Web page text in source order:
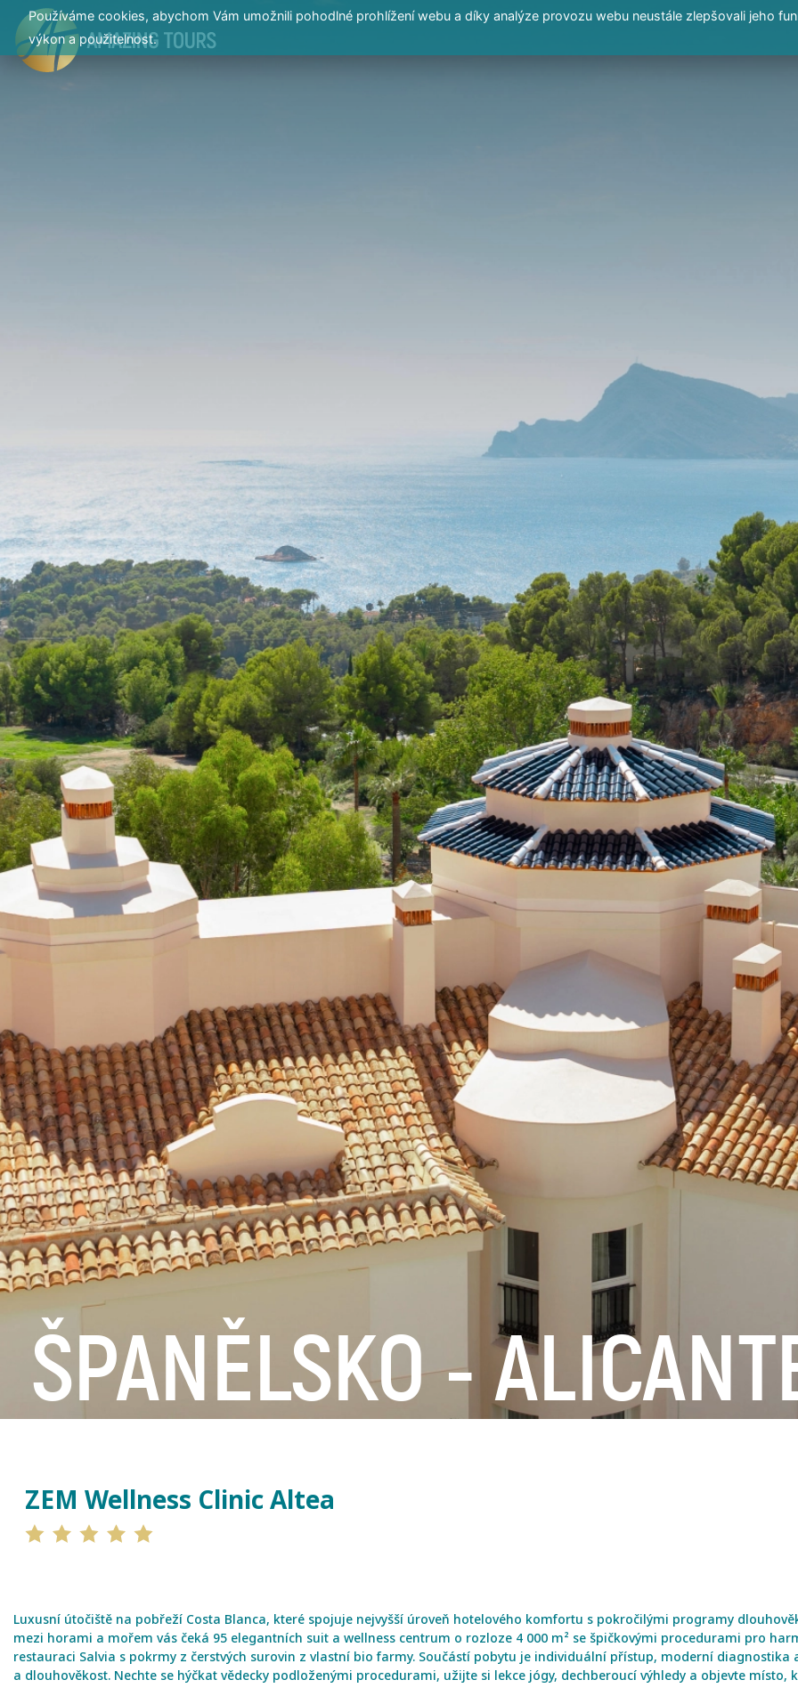
ŠPANĚLSKO -
ZEM Wellness Clinic Altea
Luxusní útočiště na pobřeží Costa Blanca, které spojuje nejvyšší úroveň hotelového komfortu s pokročilými programy
mezi horami a mořem vás čeká 95 elegantních suit a wellness centrum o rozloze 4 000 m² se špičkovými procedurami pro
restauraci Salvia s pokrmy z čerstvých surovin z vlastní bio farmy. Součástí pobytu je individuální přístup, moderní
a dlouhověkost. Nechte se hýčkat vědecky podloženými procedurami, užijte si lekce jógy, dechberoucí výhledy a objevte místo,
Používáme cookies, abychom Vám umožnili pohodlné prohlížení webu a díky analýze provozu webu neustále zlepšovali jeho
výkon a použitelnost.